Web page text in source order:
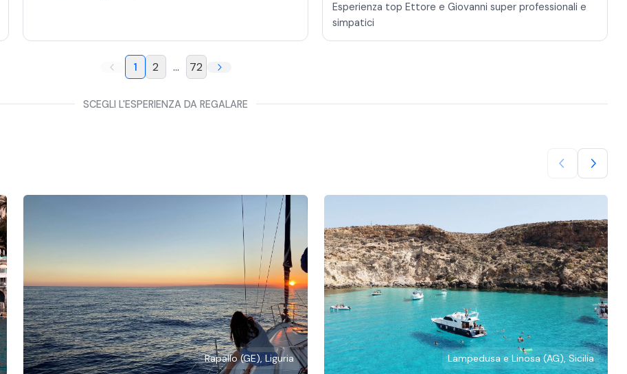
Esperienza top Ettore e Giovanni super professionali e
simpatici
1 2 ... 72
SCEGLI L'ESPERIENZA DA REGALARE
Rapallo (GE), Liguria Lampedusa e Linosa (AG), Sicilia